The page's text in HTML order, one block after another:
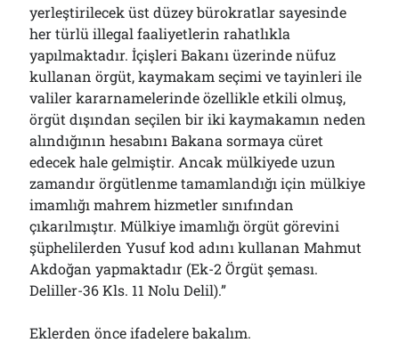
yerleştirilecek üst düzey bürokratlar sayesinde
her türlü illegal faaliyetlerin rahatlıkla
yapılmaktadır. İçişleri Bakanı üzerinde nüfuz
kullanan örgüt, kaymakam seçimi ve tayinleri ile
valiler kararnamelerinde özellikle etkili olmuş,
örgüt dışından seçilen bir iki kaymakamın neden
alındığının hesabını Bakana sormaya cüret
edecek hale gelmiştir. Ancak mülkiyede uzun
zamandır örgütlenme tamamlandığı için mülkiye
imamlığı mahrem hizmetler sınıfından
çıkarılmıştır. Mülkiye imamlığı örgüt görevini
şüphelilerden Yusuf kod adını kullanan Mahmut
Akdoğan yapmaktadır (Ek-2 Örgüt şeması.
Deliller-36 Kls. 11 Nolu Delil).”
Eklerden önce ifadelere bakalım.